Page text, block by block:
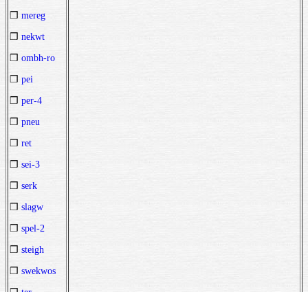
❒ mereg
❒ nekwt
❒ ombh-ro
❒ pei
❒ per-4
❒ pneu
❒ ret
❒ sei-3
❒ serk
❒ slagw
❒ spel-2
❒ steigh
❒ swekwos